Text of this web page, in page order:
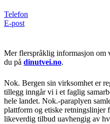
Telefon
E-post
Mer flerspråklig informasjon om
du på dinutvei.no.
Nok. Bergen sin virksomhet er
tillegg inngår vi i et faglig
hele landet. Nok.-paraplyen
plattform og etiske retningslinjer
likeverdig tilbud uavhengig av